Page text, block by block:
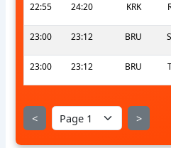
22:55 24:20 KRK
23:00 23:12 BRU
23:00 23:12 BRU
< >